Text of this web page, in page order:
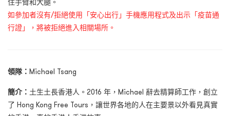
住手臂和大腿。
如參加者沒有/拒絕使用「安心出行」手機應用程式及出示「疫苗通
行證」，將被拒絕進入相關場所。
領隊： Michael Tsang
簡介： 土生土長香港人。2016 年，Michael 辭去精算師工作，創立
了 Hong Kong Free Tours，讓世界各地的人在主要景以外看見真實